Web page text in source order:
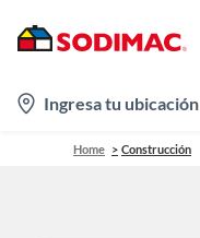
location-
icon
Ingresa tu ubicación
Home Construcción